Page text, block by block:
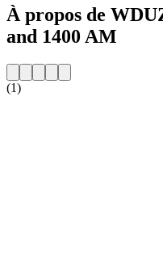
À propos de
and 1400 AM
(1)